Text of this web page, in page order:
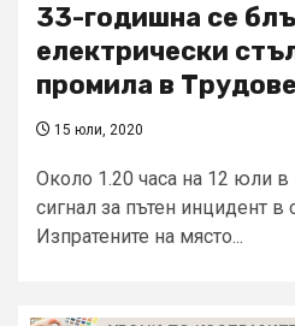
33-годишна се
електрически
промила в
15 юли, 2020
Около 1.20 часа на 12 юли в
сигнал за пътен инцидент в
Изпратените на място...